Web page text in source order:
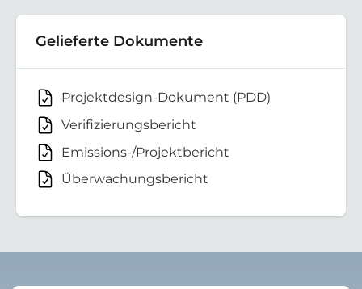
Gelieferte Dokumente
Projektdesign-Dokument (PDD)
Verifizierungsbericht
Emissions-/Projektbericht
Überwachungsbericht